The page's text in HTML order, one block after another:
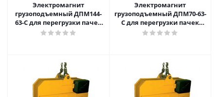
Электромагнит
грузоподъемный ДПМ144-
63-С для перегрузки пачек
тонкостенной трубы
Электромагнит
грузоподъемный ДПМ70-63-
С для перегрузки пачек
тонкостенной трубы